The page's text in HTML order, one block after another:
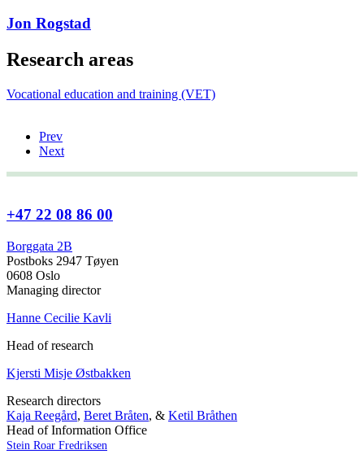
Jon Rogstad
Research areas
Vocational education and training (VET)
Prev
Next
+47 22 08 86 00
Borggata 2B
Postboks 2947 Tøyen
0608 Oslo
Managing director
Hanne Cecilie Kavli
Head of research
Kjersti Misje Østbakken
Research directors
Kaja Reegård, Beret Bråten, & Ketil Bråthen
Head of Information Office
Stein Roar Fredriksen